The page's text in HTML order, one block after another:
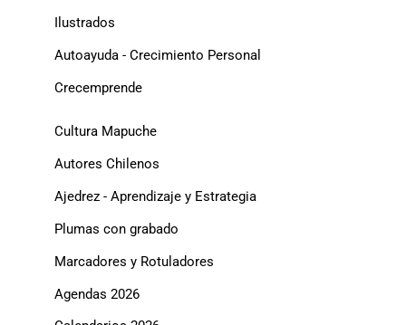
Ilustrados
Autoayuda - Crecimiento Personal
Crecemprende
Cultura Mapuche
Autores Chilenos
Ajedrez - Aprendizaje y Estrategia
Plumas con grabado
Marcadores y Rotuladores
Agendas 2026